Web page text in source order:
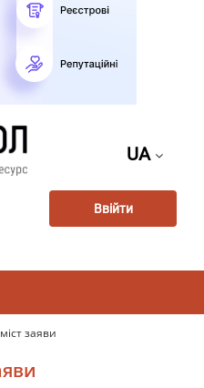
UA
Ввійти
заяви